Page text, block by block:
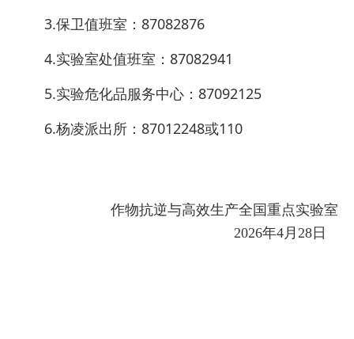
3.保卫值班室：87082876
4.实验室处值班室：87082941
5.实验危化品服务中心：87092125
6.杨凌派出所：87012248或110
作物抗逆与高效生产全国重点实验室
2026年4月28日